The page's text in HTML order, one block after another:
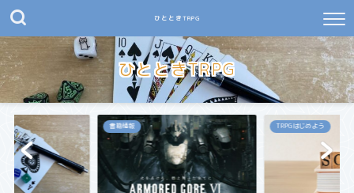
ひとときTRPG
ひとときTRPG
書籍情報 TRPGはじめよう